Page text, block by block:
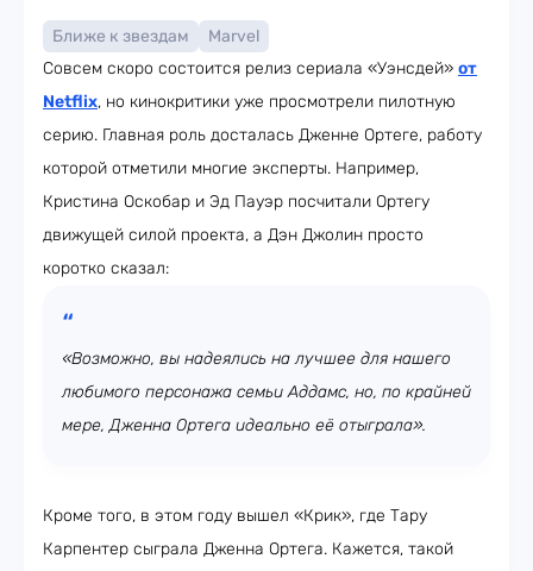
Ближе к звездам
Marvel
Совсем скоро состоится релиз сериала «Уэнсдей» от
Netflix, но кинокритики уже просмотрели пилотную
серию. Главная роль досталась Дженне Ортеге, работу
которой отметили многие эксперты. Например,
Кристина Оскобар и Эд Пауэр посчитали Ортегу
движущей силой проекта, а Дэн Джолин просто
коротко сказал:
«Возможно, вы надеялись на лучшее для нашего
любимого персонажа семьи Аддамс, но, по крайней
мере, Дженна Ортега идеально её отыграла».
Кроме того, в этом году вышел «Крик», где Тару
Карпентер сыграла Дженна Ортега. Кажется, такой